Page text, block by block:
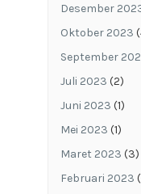
Desember
Oktober 2023
September
Juli 2023 (2)
Juni 2023 (1)
Mei 2023 (1)
Maret 2023 (3)
Februari 2023